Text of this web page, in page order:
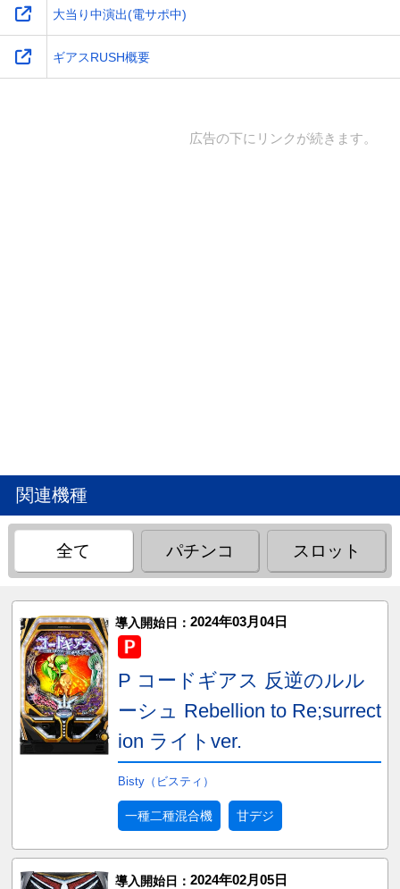
大当り中演出(電サポ中)
ギアスRUSH概要
広告の下にリンクが続きます。
関連機種
全て パチンコ スロット
導入開始日： 2024年03月04日
P コードギアス 反逆のルル
ーシュ Rebellion to Re;surrect
ion ライトver.
Bisty（ビスティ）
一種二種混合機 甘デジ
導入開始日： 2024年02月05日